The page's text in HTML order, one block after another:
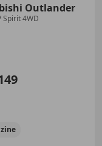
Outlander
Spirit 4WD